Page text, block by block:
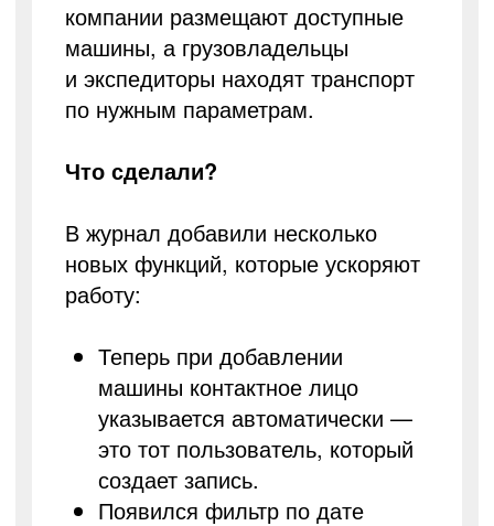
компании размещают доступные
машины, а грузовладельцы
и экспедиторы находят транспорт
по нужным параметрам.
Что сделали?
В журнал добавили несколько
новых функций, которые ускоряют
работу:
Теперь при добавлении
машины контактное лицо
указывается автоматически —
это тот пользователь, который
создает запись.
Появился фильтр по дате